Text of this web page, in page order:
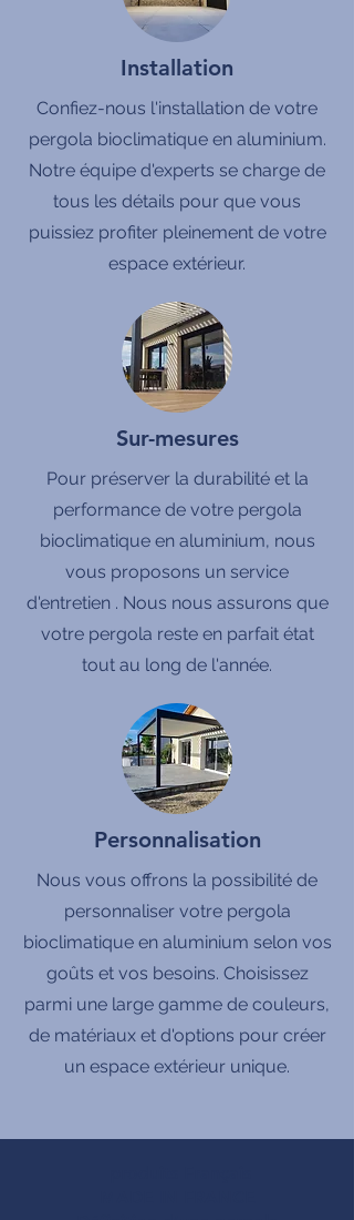
Installation
Confiez-nous l'installation de votre
pergola bioclimatique en aluminium.
Notre équipe d'experts se charge de
tous les détails pour que vous
puissiez profiter pleinement de votre
espace extérieur.
Sur-mesures
Pour préserver la durabilité et la
performance de votre pergola
bioclimatique en aluminium, nous
vous proposons un service
d'entretien . Nous nous assurons que
votre pergola reste en parfait état
tout au long de l'année.
Personnalisation
Nous vous offrons la possibilité de
personnaliser votre pergola
bioclimatique en aluminium selon vos
goûts et vos besoins. Choisissez
parmi une large gamme de couleurs,
de matériaux et d'options pour créer
un espace extérieur unique.